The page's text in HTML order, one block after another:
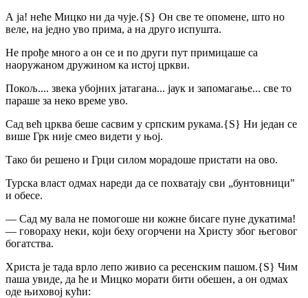
А ја! неће Мицко ни да чује.{S} Он све те опомене, што но
веле, на једно уво прима, а на друго испушта.
Не прође много а он се и по други пут примицаше са
наоружаном дружином ка истој цркви.
Покољ.... звека убојних јатагана... јаук и запомагање... све то
параше за неко време уво.
Сад већ црква беше сасвим у српским рукама.{S} Ни један се
више Грк није смео видети у њој.
Тако би решено и Грци силом морадоше пристати на ово.
Турска власт одмах нареди да се похватају сви „бунтовници"
и обесе.
— Сад му вала не помогоше ни кожне бисаге пуне дукатима!
— говораху неки, који беху огорчени на Христу због његовог
богатства.
Христа је тада врло лепо живио са ресенским пашом.{S} Чим
паша увиде, да ће и Мицко морати бити обешен, а он одмах
оде њиховој кући: